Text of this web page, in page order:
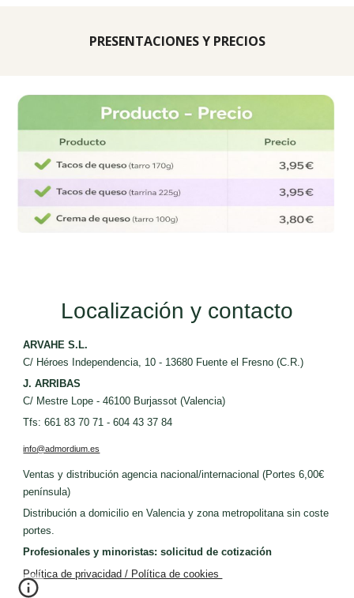
PRESENTACIONES Y PRECIOS
Localización y contacto
ARVAHE S.L.
C/ Héroes Independencia, 10 - 13680 Fuente el Fresno (C.R.)
J. ARRIBAS
C/ Mestre Lope - 46100 Burjassot (Valencia)
Tfs: 661 83 70 71 - 604 43 37 84
info@admordium.es
Ventas y distribución agencia nacional/internacional (Portes 6,00€
península)
Distribución a domicilio en Valencia y zona metropolitana sin coste
portes.
Profesionales y minoristas: solicitud de cotización
Política de privacidad / Política de cookies